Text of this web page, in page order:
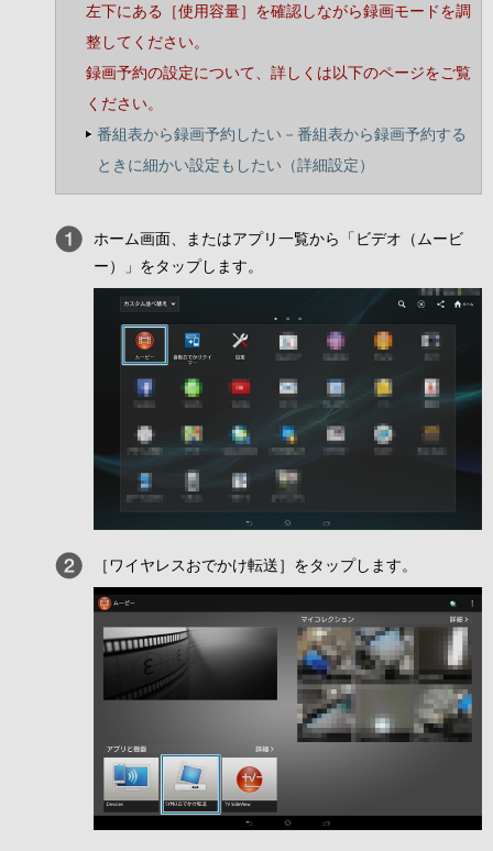
左下にある［使用容量］を確認しながら録画モードを調
整してください。
録画予約の設定について、詳しくは以下のページをご覧
ください。
番組表から録画予約したい－番組表から録画予約する
ときに細かい設定もしたい（詳細設定）
ホーム画面、またはアプリ一覧から「ビデオ（ムービ
ー）」をタップします。
［ワイヤレスおでかけ転送］をタップします。